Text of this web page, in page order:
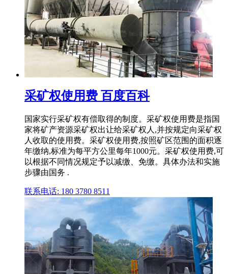
采矿权使用费 百度百科
国家实行采矿权有偿取得的制度。采矿权使用费是指国
家将矿产资源采矿权出让给采矿权人,并按规定向采矿权
人收取的使用费。采矿权使用费,按照矿区范围的面积逐
年缴纳,标准为每平方公里每年1000元。采矿权使用费,可
以根据不同情况规定予以减缴、免缴。具体办法和实施
步骤由国务 .
联系电话: 180 3780 8511